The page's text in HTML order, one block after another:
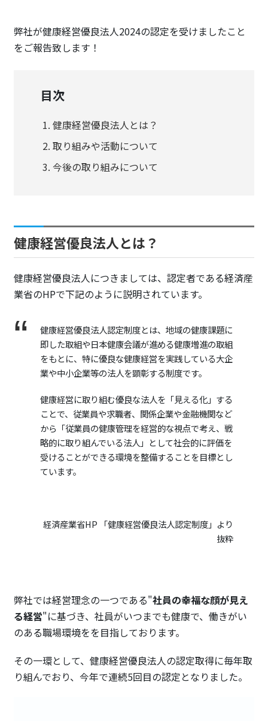
弊社が健康経営優良法人2024の認定を受けましたこと
をご報告致します！
目次
健康経営優良法人とは？
取り組みや活動について
今後の取り組みについて
健康経営優良法人とは？
健康経営優良法人につきましては、認定者である経済産
業省のHPで下記のように説明されています。
健康経営優良法人認定制度とは、地域の健康課題に
即した取組や日本健康会議が進める健康増進の取組
をもとに、特に優良な健康経営を実践している大企
業や中小企業等の法人を顕彰する制度です。
健康経営に取り組む優良な法人を「見える化」する
ことで、従業員や求職者、関係企業や金融機関など
から「従業員の健康管理を経営的な視点で考え、戦
略的に取り組んでいる法人」として社会的に評価を
受けることができる環境を整備することを目標とし
ています。
経済産業省HP 「健康経営優良法人認定制度」より
抜粋
弊社では経営理念の一つである"社員の幸福な顔が見え
る経営"に基づき、社員がいつまでも健康で、働きがい
のある職場環境をを目指しております。
その一環として、健康経営優良法人の認定取得に毎年取
り組んでおり、今年で連続5回目の認定となりました。